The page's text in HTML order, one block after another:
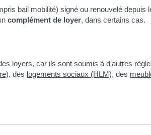
bail mobilité) signé ou renouvelé
complément de loyer, dans certains cas.
loyers, car ils sont soumis à d'autres
, des logements sociaux (HLM), des